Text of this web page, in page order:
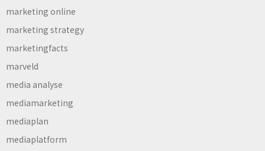
marketing online
marketing strategy
marketingfacts
marveld
media analyse
mediamarketing
mediaplan
mediaplatform